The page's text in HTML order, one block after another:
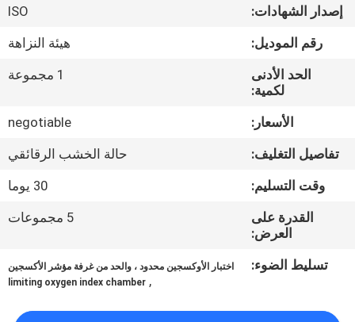
معلومات
في
المعمل
اتصل
إصدار الشهادات:
ISO
رقم الموديل:
هيئة النزاهة
الحد الأدنى
لكمية:
1 مجموعة
الأسعار:
negotiable
تفاصيل التغليف:
حالة الخشب الرقائقي
وقت التسليم:
30 يوما
القدرة على
العرض:
5 مجموعات
تسليط الضوء: اختبار الأوكسجين محدود ، والحد من غرفة مؤشر الأكسجين
,
limiting oxygen index chamber